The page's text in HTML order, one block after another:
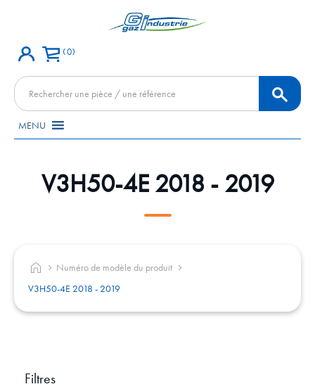
0
Recherche
de
produits
MENU
V3H50-4E 2018 - 2019
Numéro de modèle du produit
V3H50-4E 2018 - 2019
Filtres